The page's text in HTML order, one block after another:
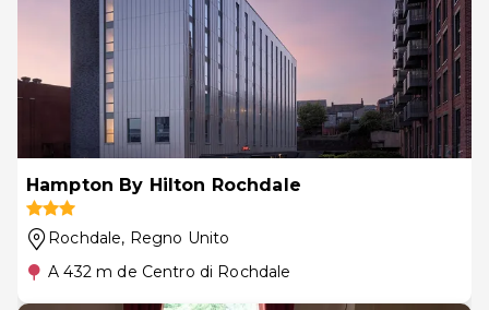
Hampton By Hilton Rochdale
Rochdale, Regno Unito
A 432 m de Centro di Rochdale